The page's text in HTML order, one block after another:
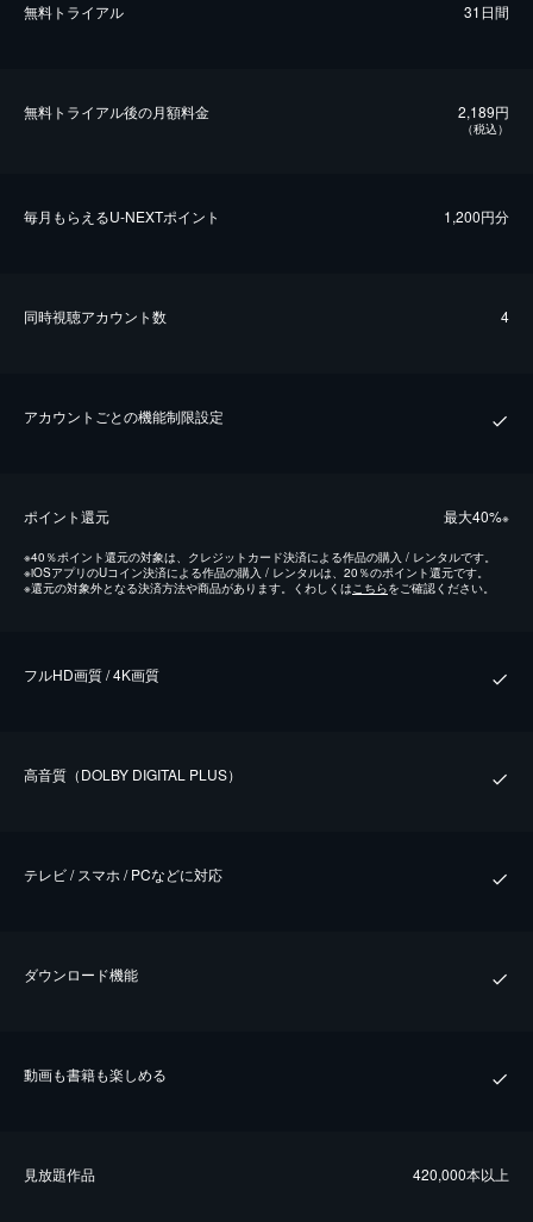
無料トライアル 31日間
無料トライアル後の⽉額料金 2,189円
（税込）
毎⽉もらえるU-NEXTポイント 1,200円分
同時視聴アカウント数 4
アカウントごとの機能制限設定
ポイント還元 最⼤40%※
※40％ポイント還元の対象は、クレジットカード決済による作品の購入 / レンタルです。
※iOSアプリのUコイン決済による作品の購入 / レンタルは、20％のポイント還元です。
※還元の対象外となる決済方法や商品があります。くわしくはこちらをご確認ください。
フルHD画質 / 4K画質
⾼⾳質（DOLBY DIGITAL PLUS）
テレビ / スマホ / PCなどに対応
ダウンロード機能
動画も書籍も楽しめる
⾒放題作品 420,000本以上